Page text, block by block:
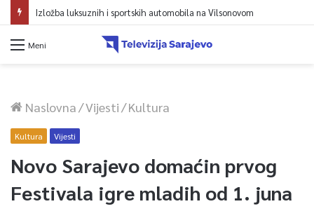
Izložba luksuznih i sportskih automobila na Vilsonovom
Meni
Naslovna/Vijesti/Kultura
Kultura Vijesti
Novo Sarajevo domaćin prvog
Festivala igre mladih od 1. juna